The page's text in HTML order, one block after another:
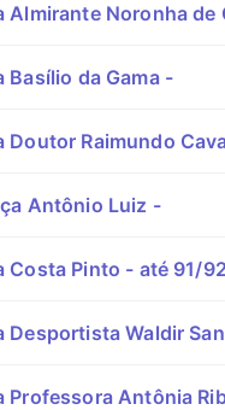
Almirante Noronha
Basílio da Gama -
Doutor Raimundo
Antônio Luiz -
Costa Pinto - até 91/92
Desportista Waldir
Professora Antônia